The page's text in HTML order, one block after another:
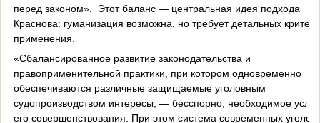
перед законом». Этот баланс — центральная идея подхода
Краснова: гуманизация возможна, но требует детальных
применения.
«Сбалансированное развитие законодательства и
правоприменительной практики, при котором одновременно
обеспечиваются различные защищаемые уголовным
судопроизводством интересы, — бесспорно, необходимое
его совершенствования. При этом система современных